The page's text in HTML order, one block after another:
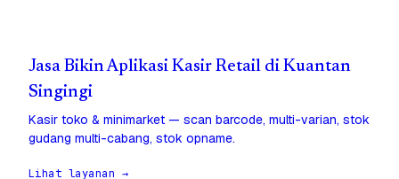
Jasa Bikin Aplikasi Kasir Retail di Kuantan
Singingi
Kasir toko & minimarket — scan barcode, multi-varian, stok
gudang multi-cabang, stok opname.
Lihat layanan →